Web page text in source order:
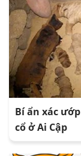
Bí ẩn xác
cổ ở Ai Cập